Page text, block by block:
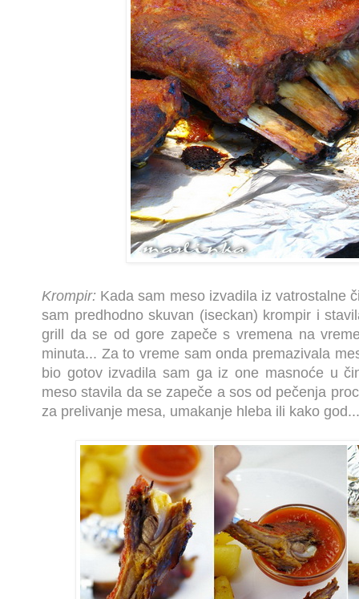
Krompir: Kada sam meso izvadila iz vatrostalne
sam predhodno skuvan (iseckan) krompir i
grill da se od gore zapeče s vremena na
minuta... Za to vreme sam onda premazivala
bio gotov izvadila sam ga iz one masnoće u
meso stavila da se zapeče a sos od pečenja
za prelivanje mesa, umakanje hleba ili kako god...